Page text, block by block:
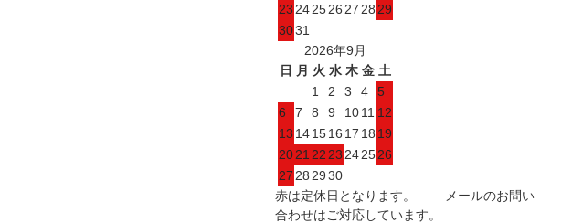
23 242526 27 28 29
3031
2026年9月
日 月 火 水 木 金 土
1
2 3 4
5
6
7 8 9 1011 12
13 141516 17 18 19
2021 22 23 242526
27 28 29 30
赤は定休日となります。 メールのお問い
合わせはご対応しています。